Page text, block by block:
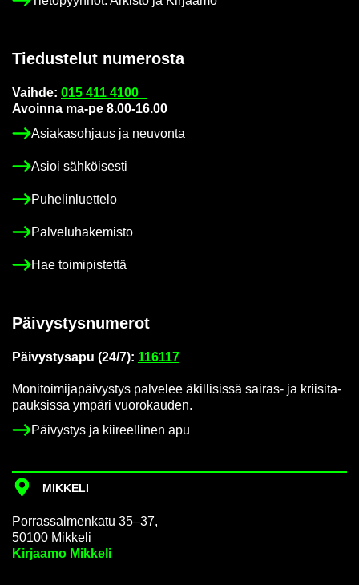
Tie­dus­te­lut nu­me­ros­ta
Vaih­de: 015 411 4100
Avoin­na ma-pe 8.00-16.00
Asia­kas­oh­jaus ja neu­von­ta
Asioi säh­köi­ses­ti
Pu­he­lin­luet­te­lo
Pal­ve­lu­ha­ke­mis­to
Hae toi­mi­pis­tet­tä
Päi­vys­tys­nu­me­rot
Päi­vys­tys­a­pu (24/7): 116117
Mo­ni­toi­mi­ja­päi­vys­tys pal­ve­lee äkil­li­sis­sä sairas-​ ja krii­si­ta­
pauk­sis­sa ym­pä­ri vuo­ro­kau­den.
Päi­vys­tys ja kii­reel­li­nen apu
MIK­KE­LI
Por­ras­sal­men­ka­tu 35–37,
50100 Mik­ke­li
Kir­jaa­mo Mik­ke­li